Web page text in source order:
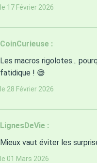
le 17 Février 2026
CoinCurieuse :
Les macros rigolotes...
fatidique ! 😅
le 28 Février 2026
LignesDeVie :
Mieux vaut éviter les
le 01 Mars 2026